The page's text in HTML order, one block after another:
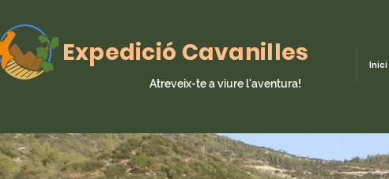
Expedició Cavanilles
Atreveix-te a viure l'aventura!
Inici